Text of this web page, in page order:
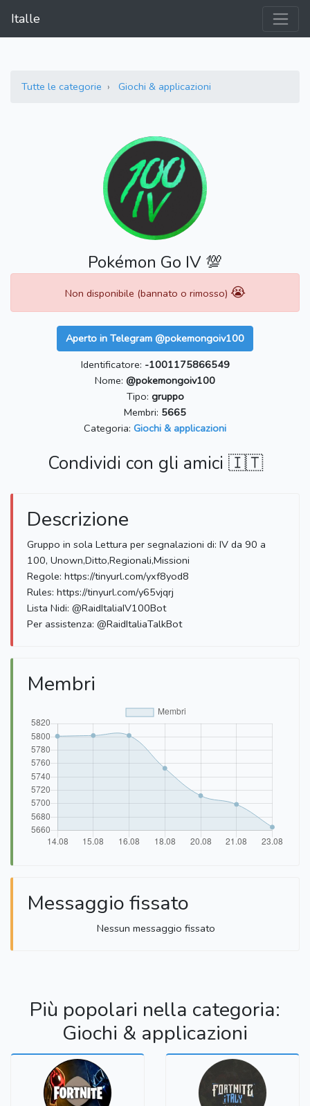
Italle
Tutte le categorie Giochi & applicazioni
Pokémon Go IV 💯
Non disponibile (bannato o rimosso) 😭
Aperto in Telegram @pokemongoiv100
Identificatore: -1001175866549
Nome: @pokemongoiv100
Tipo: gruppo
Membri: 5665
Categoria: Giochi & applicazioni
Condividi con gli amici 🇮🇹
Descrizione
Gruppo in sola Lettura per segnalazioni di: IV da 90 a
100, Unown,Ditto,Regionali,Missioni
Regole: https://tinyurl.com/yxf8yod8
Rules: https://tinyurl.com/y65vjqrj
Lista Nidi: @RaidItaliaIV100Bot
Per assistenza: @RaidItaliaTalkBot
Membri
Messaggio fissato
Nessun messaggio fissato
Più popolari nella categoria:
Giochi & applicazioni